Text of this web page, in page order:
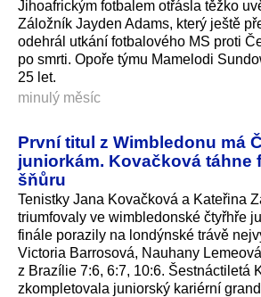
Jihoafrickým fotbalem otřásla těžko
Záložník Jayden Adams, který ještě
odehrál utkání fotbalového MS proti
po smrti. Opoře týmu Mamelodi
25 let.
minulý měsíc
První titul z Wimbledonu má
juniorkám. Kovačková táhne
šňůru
Tenistky Jana Kovačková a Kateřina
triumfovaly ve wimbledonské čtyřhře
finále porazily na londýnské trávě
Victoria Barrosová, Nauhany
z Brazílie 7:6, 6:7, 10:6. Šestnáctiletá
zkompletovala juniorský kariérní